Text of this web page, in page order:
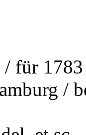
für
/